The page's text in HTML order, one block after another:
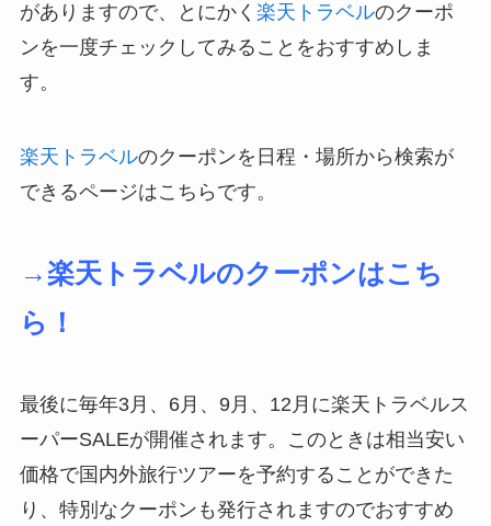
がありますので、とにかく 楽天トラベルのクーポ
ンを一度チェックしてみることをおすすめしま
す。
楽天トラベルのクーポンを日程・場所から検索が
できるページはこちらです。
→楽天トラベルのクーポンはこち
ら！
最後に毎年3月、6月、9月、12月に楽天トラベルス
ーパーSALEが開催されます。このときは相当安い
価格で国内外旅行ツアーを予約することができた
り、特別なクーポンも発行されますのでおすすめ